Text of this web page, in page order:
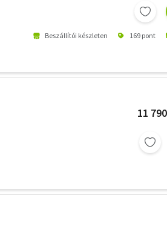
Beszállítói készleten 169 pont
11